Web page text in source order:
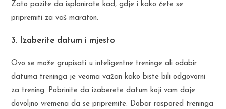
Zato pazite da isplanirate kad, gdje i kako ćete se
pripremiti za vaš maraton.
3. Izaberite datum i mjesto
Ovo se može grupisati u inteligentne treninge ali odabir
datuma treninga je veoma važan kako biste bili odgovorni
za trening. Pobrinite da izaberete datum koji vam daje
dovoljno vremena da se pripremite. Dobar raspored treninga